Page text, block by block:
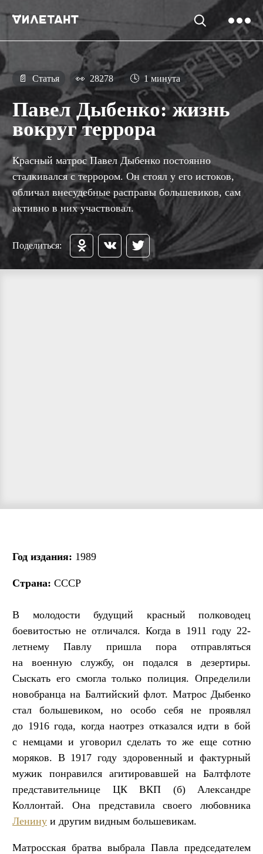
📄 Статья 👀 28278 🕓 1 минута
Павел Дыбенко: жизнь
вокруг террора
Красный матрос Павел Дыбенко постоянно
сталкивался с террором. Он стоял у его истоков,
обличал внесудебные расправы большевиков, сам
активно в них участвовал.
Поделиться:
Год издания: 1989
Страна: СССР
В молодости будущий красный полководец
боевитостью не отличался. Когда в 1911 году 22-
летнему Павлу пришла пора отправляться
на военную службу, он подался в дезертиры.
Сыскать его смогла только полиция. Определили
новобранца на Балтийский флот. Матрос Дыбенко
стал большевиком, но особо себя не проявлял
до 1916 года, когда наотрез отказался идти в бой
с немцами и уговорил сделать то же еще сотню
моряков. В 1917 году здоровенный и фактурный
мужик понравился агитировавшей на Балтфлоте
представительнице ЦК ВКП (б) Александре
Коллонтай. Она представила своего любовника
Ленину и другим видным большевикам.
Матросская братва выбрала Павла председателем